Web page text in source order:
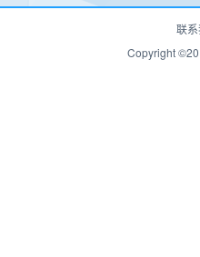
联
Copyright